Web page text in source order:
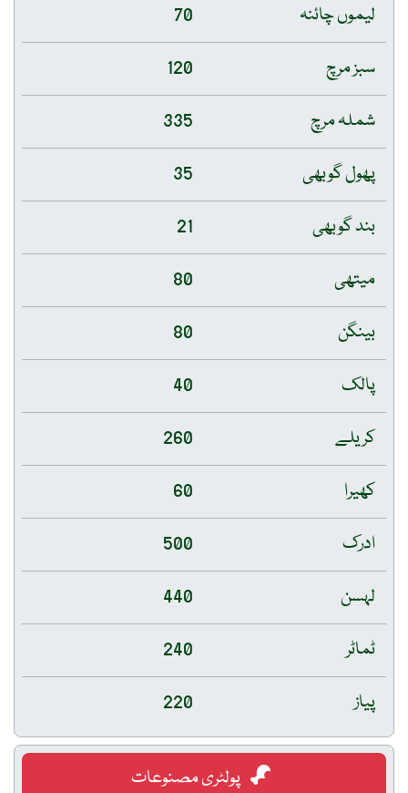
لیموں چائنہ
70
سبز مرچ
120
شملہ مرچ
335
پھول گوبھی
35
بند گوبھی
21
میتھی
80
بینگن
80
پالک
40
کریلے
260
کھیرا
60
ادرک
500
لہسن
440
ٹماٹر
240
پیاز
220
پولٹری مصنوعات